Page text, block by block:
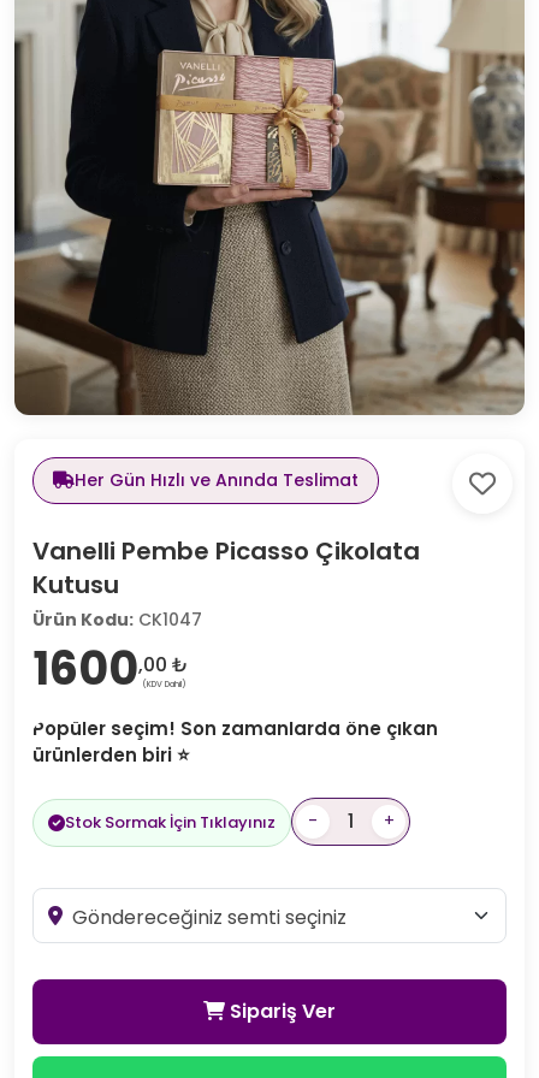
Her Gün Hızlı ve Anında Teslimat
Vanelli Pembe Picasso Çikolata
Kutusu
Ürün Kodu: CK1047
1600,00 ₺
(KDV Dahil)
Popüler seçim! Son zamanlarda öne çıkan
ürünlerden biri ⭐
Stok Sormak İçin Tıklayınız - +
Sipariş Ver